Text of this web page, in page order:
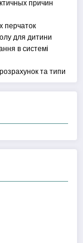
причин
перчаток
для дитини
в системі
та типи